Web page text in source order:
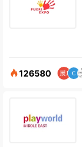
126580